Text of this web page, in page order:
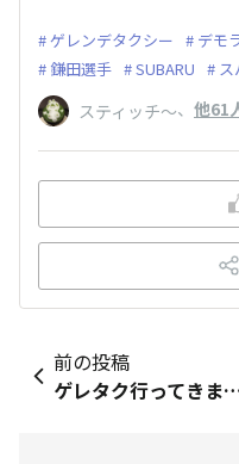
ゲレンデタクシー デモ
鎌田選手
SUBARU ス
スティッチ～、 他61
前の投稿
ゲレタク行って